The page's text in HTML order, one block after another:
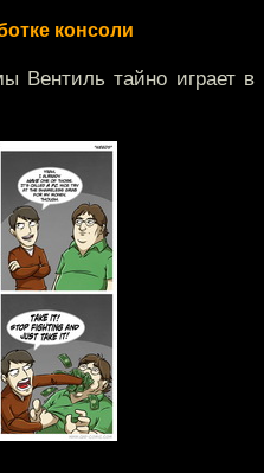
консоли
Вентиль тайно играет в